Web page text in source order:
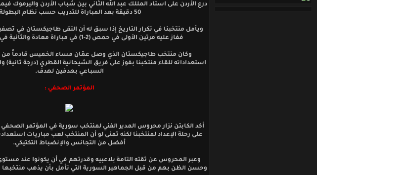
درع الأردن على استاد المللك عبد الله الثاني بين شباب الأردن واليرموك
50 دقيقة بعد المباراة للتدريب حسب نظام البطولة.
ففاز عليه مرتين الأولى في حمص (2-1) في مباراة معادة والثانية في دوشانبيه (1-0).
وكان منتخب طاجيكستان الذي وصل عمّان مساء الخميس قادماً من
استعداداته للقاء منتخبنا بفوز على فريق الشيحانية القطري (درجة ثانية)
السباعي بهدفين لهدف.
المؤتمر الصحفي :
أكد الكابتن نزار محروس المدير الفني لمنتخب سورية في المؤتمر
على رحلة الإعداد لمنتخبنا لكنه تمنى لو أن المنتخب لعب مباريات
أفضل من التجانس والإنضباط التكتيكي.
وعبر المحروس عن ثقته التامة بلاعبيه وقدرتهم في أن يكونوا عند
وحسن الظن بهم من قبل الجماهير السورية التي تأمل بأن يذهب منتخبها